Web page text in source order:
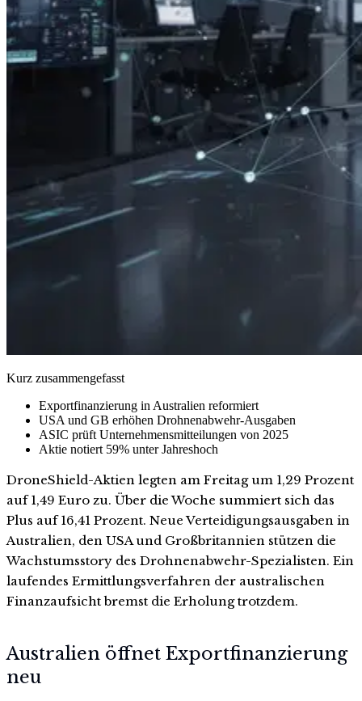
Kurz zusammengefasst
Exportfinanzierung in Australien reformiert
USA und GB erhöhen Drohnenabwehr-Ausgaben
ASIC prüft Unternehmensmitteilungen von 2025
Aktie notiert 59% unter Jahreshoch
DroneShield-Aktien legten am Freitag um 1,29 Prozent
auf 1,49 Euro zu. Über die Woche summiert sich das
Plus auf 16,41 Prozent. Neue Verteidigungsausgaben in
Australien, den USA und Großbritannien stützen die
Wachstumsstory des Drohnenabwehr-Spezialisten. Ein
laufendes Ermittlungsverfahren der australischen
Finanzaufsicht bremst die Erholung trotzdem.
Australien öffnet Exportfinanzierung
neu